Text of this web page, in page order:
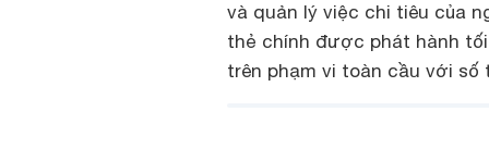
và quản lý việc chi tiêu của
thẻ chính được phát hành
trên phạm vi toàn cầu với